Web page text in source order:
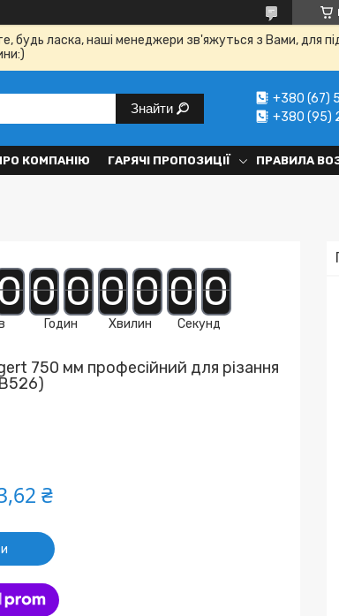
ласка, наші менеджери зв'яжуться з Вами, для
Знайти
+380 (67)
+380 (95)
КОМПАНІЮ ГАРЯЧІ ПРОПОЗИЦІЇ ПРАВИЛА
00
Годин
00
Хвилин
00
Секунд
750 мм професійний для різання
₴